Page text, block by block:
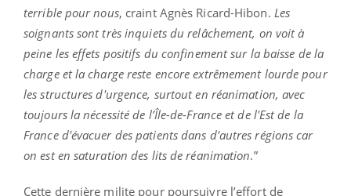
terrible pour nous, craint Agnès Ricard-Hibon. Les
soignants sont très inquiets du relâchement, on voit à
peine les effets positifs du confinement sur la baisse de la
charge et la charge reste encore extrêmement lourde pour
les structures d'urgence, surtout en réanimation, avec
toujours la nécessité de l’Île-de-France et de l'Est de la
France d'évacuer des patients dans d'autres régions car
on est en saturation des lits de réanimation.”
Cette dernière milite pour poursuivre l’effort de